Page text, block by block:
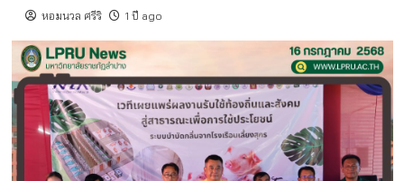
หอมนวล ศรีริ 1 ปี ago